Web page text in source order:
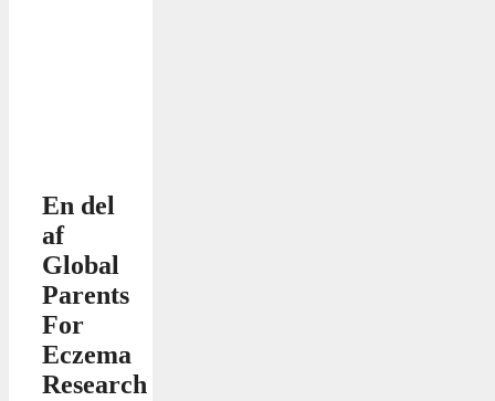
En del
af
Global
Parents
For
Eczema
Research